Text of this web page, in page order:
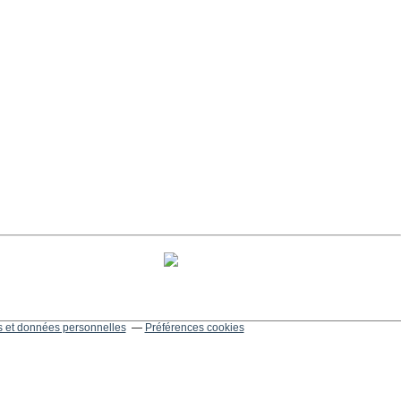
et données personnelles Préférences cookies